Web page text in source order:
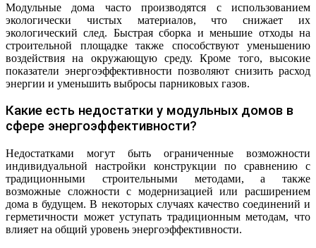
Модульные дома часто производятся с использованием
экологически чистых материалов, что снижает их
экологический след. Быстрая сборка и меньшие отходы на
строительной площадке также способствуют уменьшению
воздействия на окружающую среду. Кроме того, высокие
показатели энергоэффективности позволяют снизить расход
энергии и уменьшить выбросы парниковых газов.
Какие есть недостатки у модульных домов в
сфере энергоэффективности?
Недостатками могут быть ограниченные возможности
индивидуальной настройки конструкции по сравнению с
традиционными строительными методами, а также
возможные сложности с модернизацией или расширением
дома в будущем. В некоторых случаях качество соединений и
герметичности может уступать традиционным методам, что
влияет на общий уровень энергоэффективности.